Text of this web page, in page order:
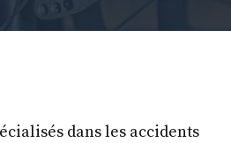
dans les accidents